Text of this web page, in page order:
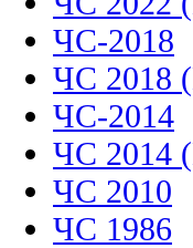
ЧС-2018
ЧС 2018
ЧС-2014
ЧС 2014
ЧС 2010
ЧС 1986